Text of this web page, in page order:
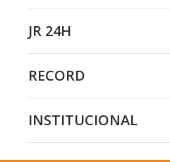
JR 24H
RECORD
INSTITUCIONAL